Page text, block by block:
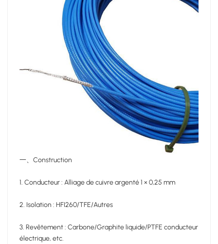
一、Construction
1. Conducteur : Alliage de cuivre argenté 1 × 0,25 mm
2. Isolation : HFI260/TFE/Autres
3. Revêtement : Carbone/Graphite liquide/PTFE conducteur
électrique, etc.